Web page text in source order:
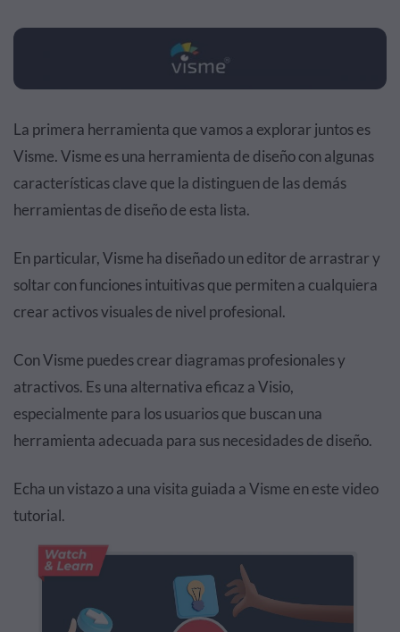
La primera herramienta que vamos a explorar juntos es
Visme. Visme es una herramienta de diseño con algunas
características clave que la distinguen de las demás
herramientas de diseño de esta lista.
En particular, Visme ha diseñado un editor de arrastrar y
soltar con funciones intuitivas que permiten a cualquiera
crear activos visuales de nivel profesional.
Con Visme puedes crear diagramas profesionales y
atractivos. Es una alternativa eficaz a Visio,
especialmente para los usuarios que buscan una
herramienta adecuada para sus necesidades de diseño.
Echa un vistazo a una visita guiada a Visme en este video
tutorial.